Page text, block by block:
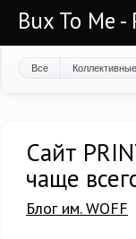
Bux To Me
Все Коллективные
Сайт
чаще
Блог им. WOFF